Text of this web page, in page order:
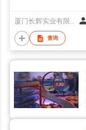
厦门长辉实业有限公司
查询